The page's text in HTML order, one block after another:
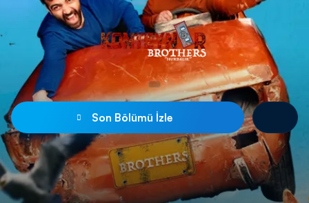
Son Bölümü İzle